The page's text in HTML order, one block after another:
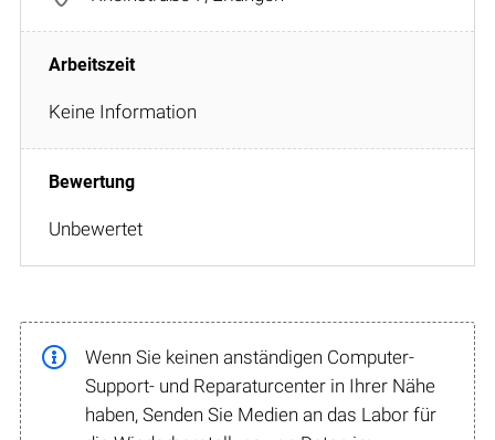
Keine Information
Unbewertet
Wenn Sie keinen anständigen Computer-
Support- und Reparaturcenter in Ihrer Nähe
haben, Senden Sie Medien an das Labor für